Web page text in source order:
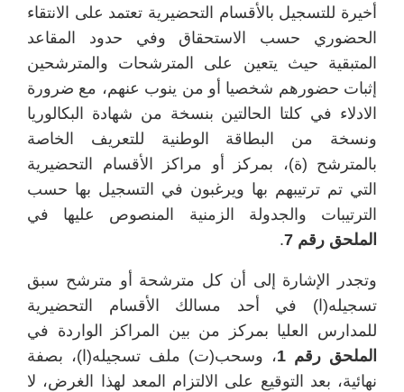
أخيرة للتسجيل بالأقسام التحضيرية تعتمد على الانتقاء
الحضوري حسب الاستحقاق وفي حدود المقاعد
المتبقية حيث يتعين على المترشحات والمترشحين
إثبات حضورهم شخصيا أو من ينوب عنهم، مع ضرورة
الادلاء في كلتا الحالتين بنسخة من شهادة البكالوريا
ونسخة من البطاقة الوطنية للتعريف الخاصة
بالمترشح (ة)، بمركز أو مراكز الأقسام التحضيرية
التي تم ترتيبهم بها ويرغبون في التسجيل بها حسب
الترتيبات والجدولة الزمنية المنصوص عليها في
الملحق رقم 7
.
وتجدر الإشارة إلى أن كل مترشحة أو مترشح سبق
تسجيله(ا) في أحد مسالك الأقسام التحضيرية
للمدارس العليا بمركز من بين المراكز الواردة في
الملحق رقم 1
، وسحب(ت) ملف تسجيله(ا)، بصفة
نهائية، بعد التوقيع على الالتزام المعد لهذا الغرض، لا